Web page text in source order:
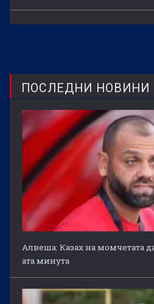
ПОСЛЕДНИ НОВИНИ
Алвеша: Казах на момчетата
ата минута